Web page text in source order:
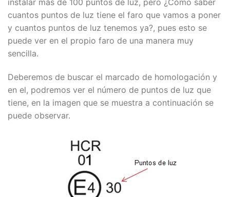
cuantos puntos de luz tiene el faro que vamos a poner
y cuantos puntos de luz tenemos ya?, pues esto se
puede ver en el propio faro de una manera muy
sencilla.
Deberemos de buscar el marcado de homologación y
en el, podremos ver el número de puntos de luz que
tiene, en la imagen que se muestra a continuación se
puede observar.